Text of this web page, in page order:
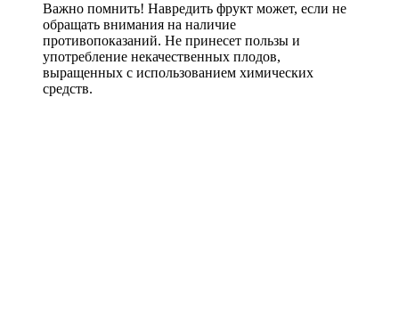
Важно помнить! Навредить фрукт может, если не
обращать внимания на наличие
противопоказаний. Не принесет пользы и
употребление некачественных плодов,
выращенных с использованием химических
средств.